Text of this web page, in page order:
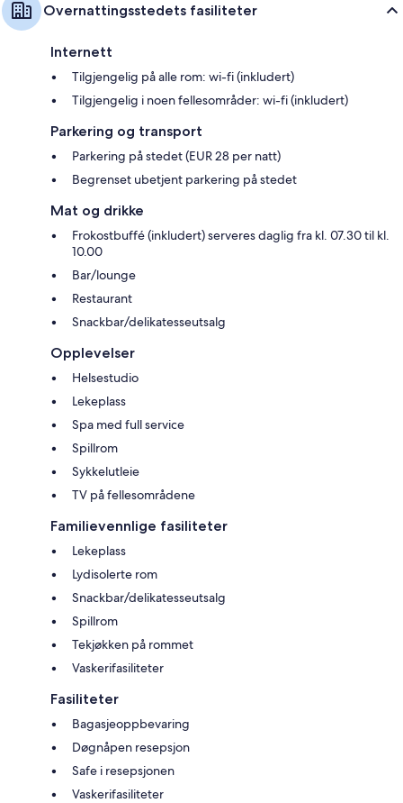
Overnattingsstedets fasiliteter
Internett
Tilgjengelig på alle rom: wi-fi (inkludert)
Tilgjengelig i noen fellesområder: wi-fi (inkludert)
Parkering og transport
Parkering på stedet (EUR 28 per natt)
Begrenset ubetjent parkering på stedet
Mat og drikke
Frokostbuffé (inkludert) serveres daglig fra kl. 07.30 til kl.
10.00
Bar/lounge
Restaurant
Snackbar/delikatesseutsalg
Opplevelser
Helsestudio
Lekeplass
Spa med full service
Spillrom
Sykkelutleie
TV på fellesområdene
Familievennlige fasiliteter
Lekeplass
Lydisolerte rom
Snackbar/delikatesseutsalg
Spillrom
Tekjøkken på rommet
Vaskerifasiliteter
Fasiliteter
Bagasjeoppbevaring
Døgnåpen resepsjon
Safe i resepsjonen
Vaskerifasiliteter